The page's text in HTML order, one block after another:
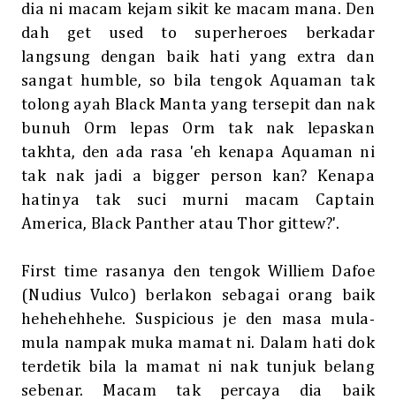
dia ni macam kejam sikit ke macam mana. Den
dah get used to superheroes berkadar
langsung dengan baik hati yang extra dan
sangat humble, so bila tengok Aquaman tak
tolong ayah Black Manta yang tersepit dan nak
bunuh Orm lepas Orm tak nak lepaskan
takhta, den ada rasa 'eh kenapa Aquaman ni
tak nak jadi a bigger person kan? Kenapa
hatinya tak suci murni macam Captain
America, Black Panther atau Thor gittew?'.
First time rasanya den tengok Williem Dafoe
(Nudius Vulco) berlakon sebagai orang baik
hehehehhehe. Suspicious je den masa mula-
mula nampak muka mamat ni. Dalam hati dok
terdetik bila la mamat ni nak tunjuk belang
sebenar. Macam tak percaya dia baik